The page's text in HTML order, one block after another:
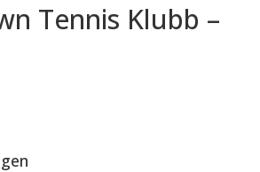
Tennis Klubb –